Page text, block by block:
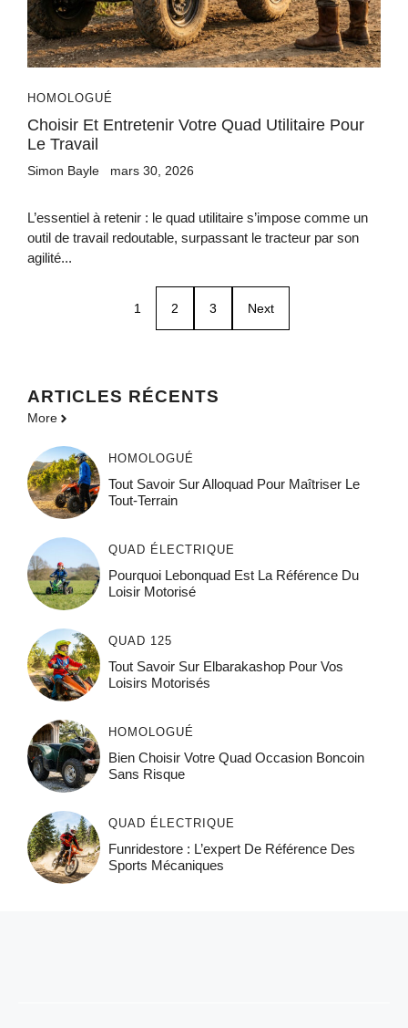
HOMOLOGUÉ
Choisir Et Entretenir Votre Quad Utilitaire Pour
Le Travail
Simon Bayle mars 30, 2026
L’essentiel à retenir : le quad utilitaire s’impose comme un
outil de travail redoutable, surpassant le tracteur par son
agilité...
1 2 3 Next
ARTICLES RÉCENTS
More
HOMOLOGUÉ
Tout Savoir Sur Alloquad Pour Maîtriser Le
Tout-Terrain
QUAD ÉLECTRIQUE
Pourquoi Lebonquad Est La Référence Du
Loisir Motorisé
QUAD 125
Tout Savoir Sur Elbarakashop Pour Vos
Loisirs Motorisés
HOMOLOGUÉ
Bien Choisir Votre Quad Occasion Boncoin
Sans Risque
QUAD ÉLECTRIQUE
Funridestore : L’expert De Référence Des
Sports Mécaniques